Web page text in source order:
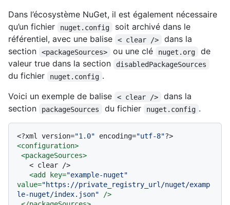
Dans l’écosystème NuGet, il est également nécessaire
qu’un fichier
nuget.config
soit archivé dans le
référentiel, avec une balise
< clear />
dans la
section
<packageSources> ou une clé nuget.org
de
valeur true dans la section
disabledPackageSources
du fichier nuget.config .
Voici un exemple de balise
< clear />
dans la
section
packageSources du fichier nuget.config .
<?xml version="1.0" encoding="utf-8"?>
<configuration>
<packageSources>
<add key="example-nuget"
value="https://private_registry_url/nuget/examp
le-nuget/index.json" />